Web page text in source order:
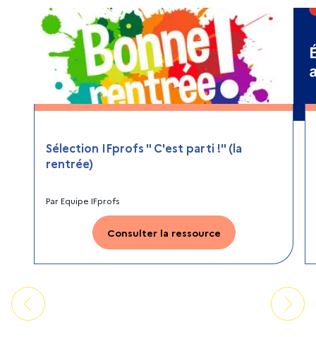
Sélection IFprofs " C'est parti !" (la
rentrée)
ParEquipe IFprofs
Consulter la ressource